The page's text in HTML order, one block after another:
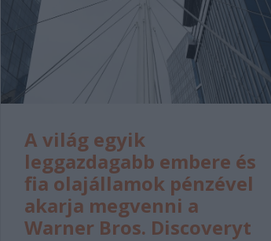
A világ egyik
leggazdagabb embere és
fia olajállamok pénzével
akarja megvenni a
Warner Bros. Discoveryt